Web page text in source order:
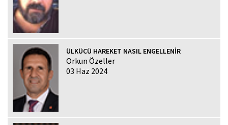
ÜLKÜCÜ HAREKET NASIL ENGELLENİR
Orkun Özeller
03 Haz 2024